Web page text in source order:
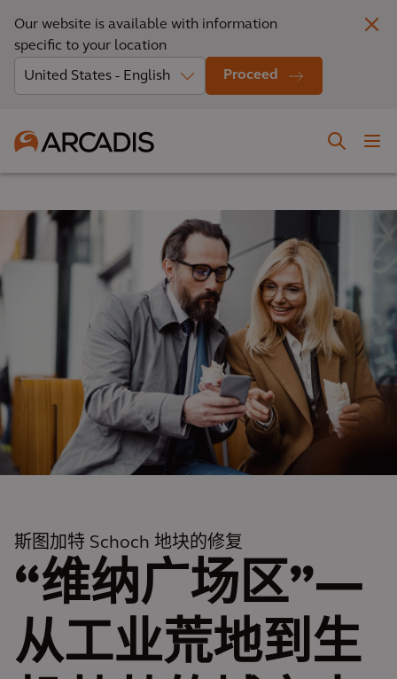
Our website is available with information
specific to your location
Proceed
斯图加特 Schoch 地块的修复
“维纳广场区”—
从工业荒地到生